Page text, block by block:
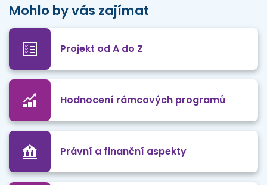
Mohlo by vás zajímat
Projekt od A do Z
Hodnocení rámcových programů
Právní a finanční aspekty